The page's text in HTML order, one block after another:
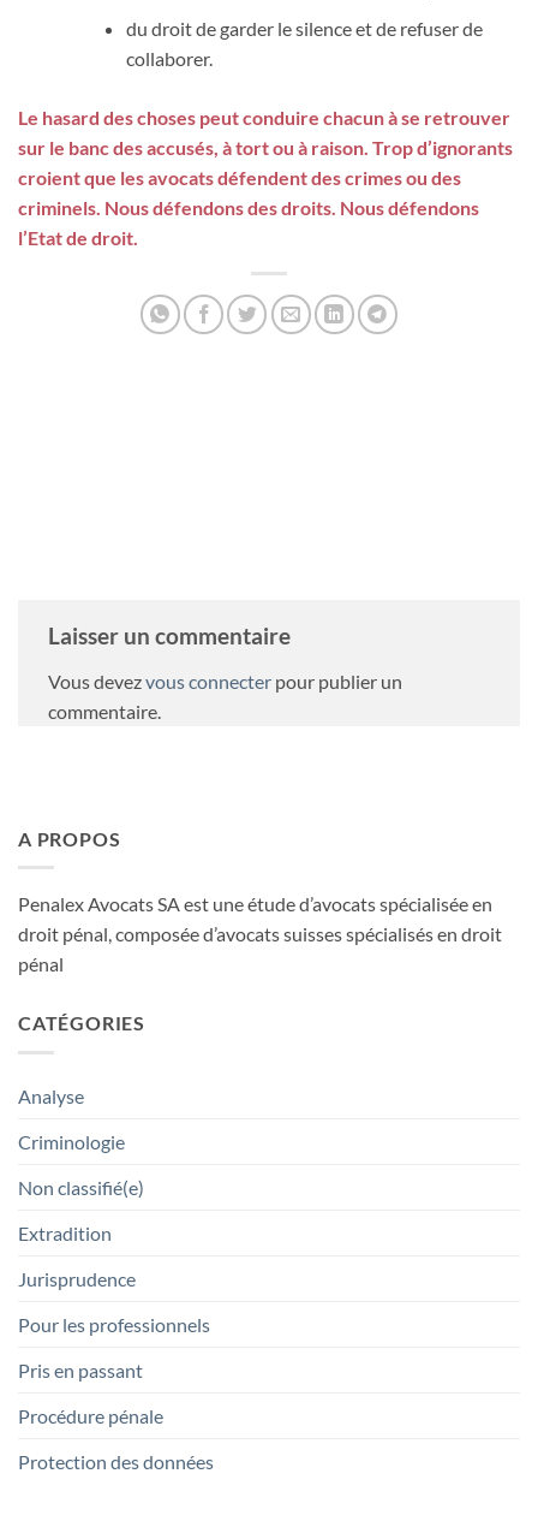
du droit de garder le silence et de refuser de
collaborer.
Le hasard des choses peut conduire chacun à se retrouver
sur le banc des accusés, à tort ou à raison. Trop d’ignorants
croient que les avocats défendent des crimes ou des
criminels. Nous défendons des droits. Nous défendons
l’Etat de droit.
Laisser un commentaire
Vous devezvous connecter pour publier un
commentaire.
A PROPOS
Penalex Avocats SA est une étude d’avocats spécialisée en
droit pénal, composée d’avocats suisses spécialisés en droit
pénal
CATÉGORIES
Analyse
Criminologie
Non classifié(e)
Extradition
Jurisprudence
Pour les professionnels
Pris en passant
Procédure pénale
Protection des données